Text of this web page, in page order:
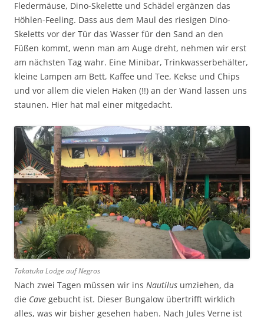
Fledermäuse, Dino-Skelette und Schädel ergänzen das
Höhlen-Feeling. Dass aus dem Maul des riesigen Dino-
Skeletts vor der Tür das Wasser für den Sand an den
Füßen kommt, wenn man am Auge dreht, nehmen wir erst
am nächsten Tag wahr. Eine Minibar, Trinkwasserbehälter,
kleine Lampen am Bett, Kaffee und Tee, Kekse und Chips
und vor allem die vielen Haken (!!) an der Wand lassen uns
staunen. Hier hat mal einer mitgedacht.
Takatuka Lodge auf Negros
Nach zwei Tagen müssen wir ins Nautilus umziehen, da
die Cave gebucht ist. Dieser Bungalow übertrifft wirklich
alles, was wir bisher gesehen haben. Nach Jules Verne ist